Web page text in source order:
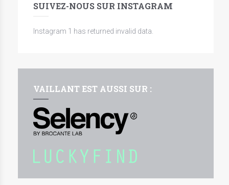
SUIVEZ-NOUS SUR INSTAGRAM
Instagram 1 has returned invalid data.
VAILLANT EST AUSSI SUR :